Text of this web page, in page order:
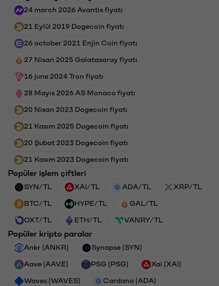
24 march 2026 Avantis fiyatı
21 Eylül 2019 Dogecoin fiyatı
26 october 2021 Enjin Coin fiyatı
27 Nisan 2025 Galatasaray fiyatı
16 june 2024 Tron fiyatı
28 Mayıs 2026 AS Monaco fiyatı
20 Nisan 2023 Dogecoin fiyatı
21 Kasım 2025 Dogecoin fiyatı
20 Şubat 2023 Dogecoin fiyatı
21 Kasım 2023 Dogecoin fiyatı
Popüler işlem çiftleri
SYN/TL XAI/TL ADA/TL XRP/TL
BTC/TL HYPE/TL GAL/TL
OXT/TL ETH/TL VANRY/TL
Popüler kripto paralar
Ankr (ANKR) Synapse (SYN)
Aave (AAVE) PSG (PSG) Xai (XAI)
Waves (WAVES) Cardano (ADA)